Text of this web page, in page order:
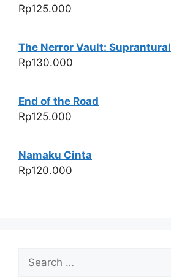
Rp125.000
The Nerror Vault: Suprantural
Rp130.000
End of the Road
Rp125.000
Namaku Cinta
Rp120.000
for: